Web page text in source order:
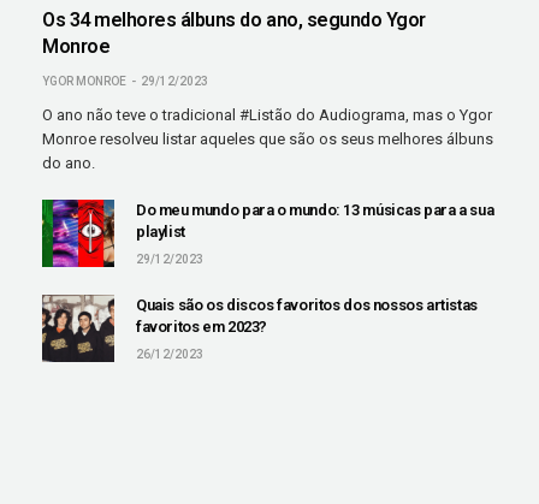
Os 34 melhores álbuns do ano, segundo Ygor
Monroe
YGOR MONROE 29/12/2023
O ano não teve o tradicional #Listão do Audiograma, mas o Ygor
Monroe resolveu listar aqueles que são os seus melhores álbuns
do ano.
Do meu mundo para o mundo: 13 músicas para a sua
playlist
29/12/2023
Quais são os discos favoritos dos nossos artistas
favoritos em 2023?
26/12/2023